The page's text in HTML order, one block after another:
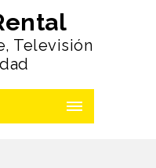
Televisión